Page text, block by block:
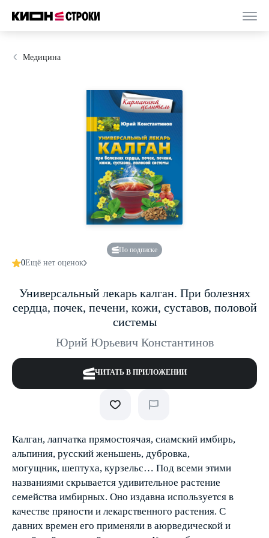
Медицина
По подписке
0Ещё нет оценок
Универсальный лекарь калган. При болезнях
сердца, почек, печени, кожи, суставов, половой
системы
Юрий Юрьевич Константинов
ЧИТАТЬ В ПРИЛОЖЕНИИ
Калган, лапчатка прямостоячая, сиамский имбирь,
альпиния, русский женьшень, дубровка,
могущник, шептуха, курзельс… Под всеми этими
названиями скрывается удивительное растение
семейства имбирных. Оно издавна используется в
качестве пряности и лекарственного растения. С
давних времен его применяли в аюрведической и